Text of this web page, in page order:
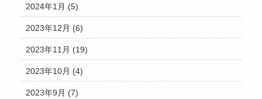
2024年1月 (5)
2023年12月 (6)
2023年11月 (19)
2023年10月 (4)
2023年9月 (7)